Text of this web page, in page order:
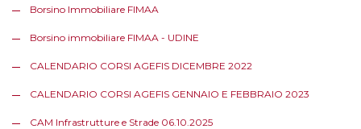
Borsino Immobiliare FIMAA
Borsino immobiliare FIMAA - UDINE
CALENDARIO CORSI AGEFIS DICEMBRE 2022
CALENDARIO CORSI AGEFIS GENNAIO E FEBBRAIO 2023
CAM Infrastrutture e Strade 06.10.2025